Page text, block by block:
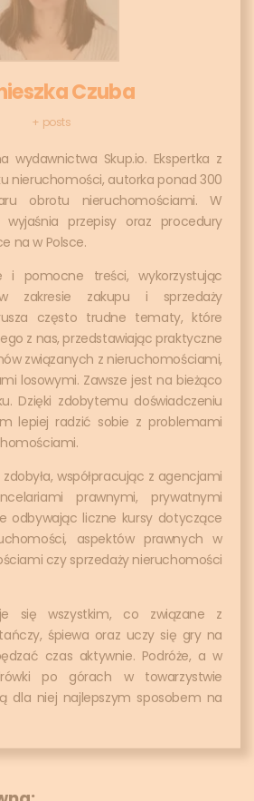
Czuba
+ posts
wydawnictwa Skup.io. Ekspertka z
nieruchomości, autorka ponad 300
obrotu nieruchomościami. W
wyjaśnia przepisy oraz procedury
na w Polsce.
i pomocne treści, wykorzystując
zakresie zakupu i sprzedaży
często trudne tematy, które
z nas, przedstawiając praktyczne
związanych z nieruchomościami,
losowymi. Zawsze jest na bieżąco
Dzięki zdobytemu doświadczeniu
lepiej radzić sobie z problemami
współpracując z agencjami
prawnymi, prywatnymi
odbywając liczne kursy dotyczące
aspektów prawnych w
czy sprzedaży nieruchomości
się wszystkim, co związane z
śpiewa oraz uczy się gry na
czas aktywnie. Podróże, a w
po górach w towarzystwie
dla niej najlepszym sposobem na